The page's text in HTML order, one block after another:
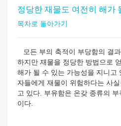
정당한 재물도 여전히 해가
목차로 돌아가기
모든 부의 축적이 부당함의 결
하지만 재물을 정당한 방법으로
해가 될 수 있는 가능성을 지니고
자들에게 재물이 위험하다는 사
고 있다. 부유함은 온갖 종류의
이다.